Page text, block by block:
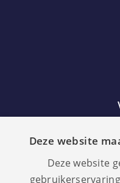
Deze website
Deze website